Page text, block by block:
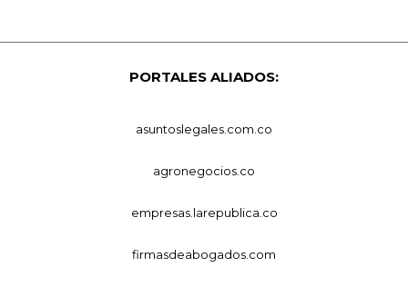
PORTALES ALIADOS:
asuntoslegales.com.co
agronegocios.co
empresas.larepublica.co
firmasdeabogados.com